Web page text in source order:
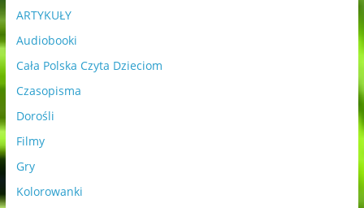
ARTYKUŁY
Audiobooki
Cała Polska Czyta Dzieciom
Czasopisma
Dorośli
Filmy
Gry
Kolorowanki